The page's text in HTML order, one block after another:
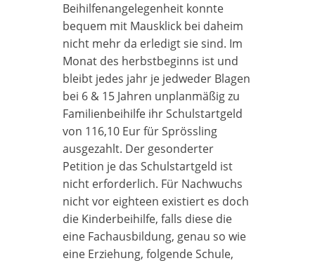
Beihilfenangelegenheit konnte
bequem mit Mausklick bei daheim
nicht mehr da erledigt sie sind. Im
Monat des herbstbeginns ist und
bleibt jedes jahr je jedweder Blagen
bei 6 & 15 Jahren unplanmäßig zu
Familienbeihilfe ihr Schulstartgeld
von 116,10 Eur für Sprössling
ausgezahlt. Der gesonderter
Petition je das Schulstartgeld ist
nicht erforderlich. Für Nachwuchs
nicht vor eighteen existiert es doch
die Kinderbeihilfe, falls diese die
eine Fachausbildung, genau so wie
eine Erziehung, folgende Schule,